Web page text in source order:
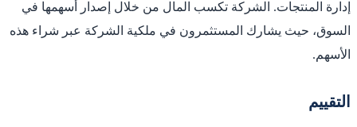
إدارة المنتجات. الشركة تكسب المال من خلال إصدار أسهمها في
السوق، حيث يشارك المستثمرون في ملكية الشركة عبر شراء هذه
الأسهم.
التقييم